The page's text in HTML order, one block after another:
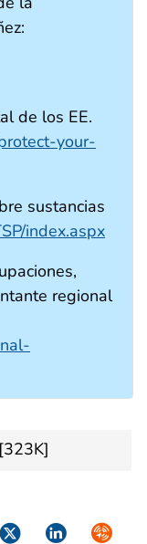
de los EE.
your-
sustancias
index.aspx
regional
TwitterLinkedIn